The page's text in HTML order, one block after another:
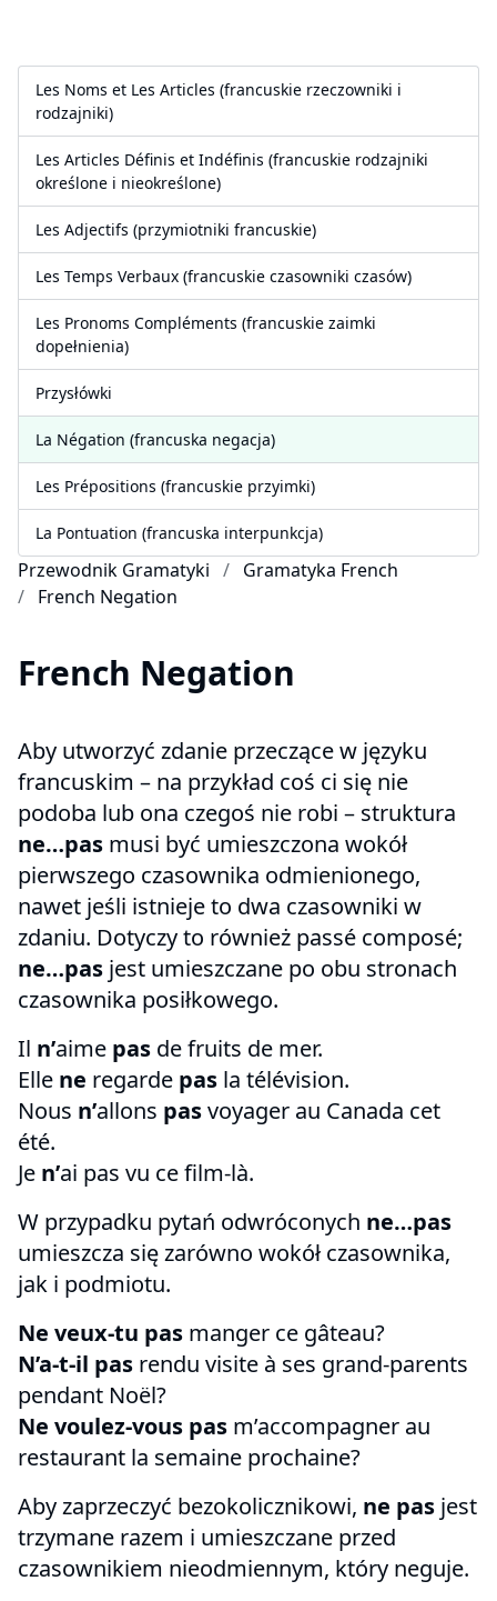
Przewodnik Gramatyki
Gramatyka French
French Negation
French Negation
Aby utworzyć zdanie przeczące w języku
francuskim – na przykład coś ci się nie
podoba lub ona czegoś nie robi – struktura
ne…pas musi być umieszczona wokół
pierwszego czasownika odmienionego,
nawet jeśli istnieje to dwa czasowniki w
zdaniu. Dotyczy to również passé composé;
ne…pas jest umieszczane po obu stronach
czasownika posiłkowego.
Il n’aime pas de fruits de mer.
Elle ne regarde pas la télévision.
Nous n’allons pasvoyager au Canada cet
été.
Je n’ai pas vu ce film-là.
W przypadku pytań odwróconych ne…pas
umieszcza się zarówno wokół czasownika,
jak i podmiotu.
Ne veux-tu pas manger ce gâteau?
N’a-t-il pas rendu visite à ses grand-parents
pendant Noël?
Ne voulez-vous pas m’accompagner au
restaurant la semaine prochaine?
Aby zaprzeczyć bezokolicznikowi, ne pas jest
trzymane razem i umieszczane przed
czasownikiem nieodmiennym, który neguje.
Les Noms et Les Articles (francuskie rzeczowniki i
rodzajniki)
Les Articles Définis et Indéfinis (francuskie rodzajniki
określone i nieokreślone)
Les Adjectifs (przymiotniki francuskie)
Les Temps Verbaux (francuskie czasowniki czasów)
Les Pronoms Compléments (francuskie zaimki
dopełnienia)
Przysłówki
La Négation (francuska negacja)
Les Prépositions (francuskie przyimki)
La Pontuation (francuska interpunkcja)